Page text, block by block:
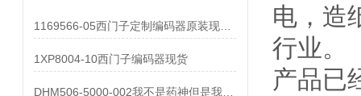
1XP8004-10西门子编码器现货
电，造
行业。
产品已